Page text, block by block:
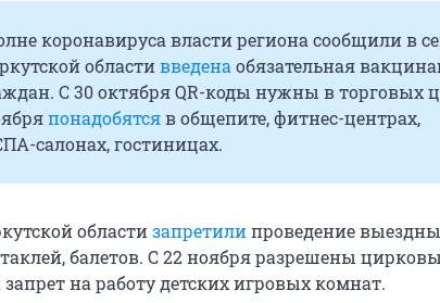
коронавируса власти региона сообщили в
областивведена обязательная
С 30 октября QR-коды нужны в торговых
понадобятсяв общепите, фитнес-центрах,
салонах, гостиницах.
областизапретилипроведение
балетов. С 22 ноября разрешены
на работу детских игровых комнат.